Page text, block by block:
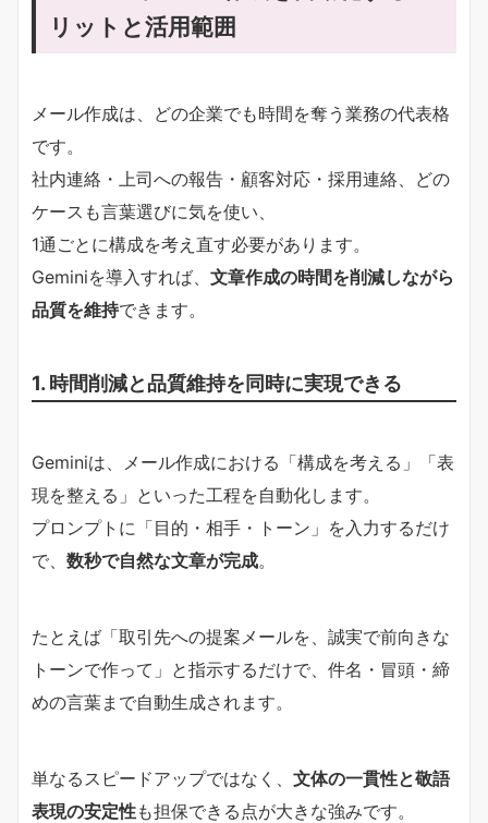
リットと活用範囲
メール作成は、どの企業でも時間を奪う業務の代表格
です。
社内連絡・上司への報告・顧客対応・採用連絡、どの
ケースも言葉選びに気を使い、
1通ごとに構成を考え直す必要があります。
Geminiを導入すれば、 文章作成の時間を削減しながら
品質を維持できます。
1. 時間削減と品質維持を同時に実現できる
Geminiは、メール作成における「構成を考える」「表
現を整える」といった工程を自動化します。
プロンプトに「目的・相手・トーン」を入力するだけ
で、 数秒で自然な文章が完成。
たとえば「取引先への提案メールを、誠実で前向きな
トーンで作って」と指示するだけで、件名・冒頭・締
めの言葉まで自動生成されます。
単なるスピードアップではなく、 文体の一貫性と敬語
表現の安定性も担保できる点が大きな強みです。